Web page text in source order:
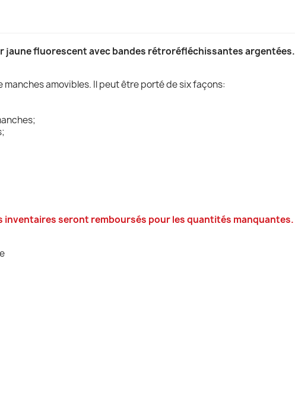
jaune fluorescent avec bandes rétroréfléchissantes argentées.
amovibles. Il peut être porté de six façons:
seront remboursés pour les quantités manquantes.